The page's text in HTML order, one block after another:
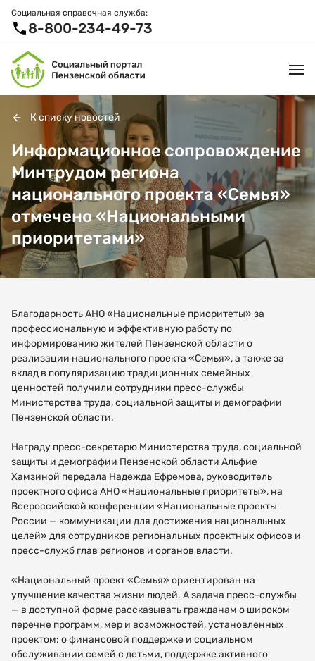
Социальная справочная служба:
8-800-234-49-73
УСЛУГИ И ЛЬГОТЫ
ОРГАНИЗАЦИИ
ПРОЕКТЫ И СЕРВИСЫ
АКТИВНОЕ ДОЛГОЛЕТИЕ
СПРАВОЧНАЯ СЛУЖБА
К списку новостей
Информационное сопровождение
Минтрудом региона
национального проекта «Семья»
отмечено «Национальными
приоритетами»
Благодарность АНО «Национальные приоритеты» за
профессиональную и эффективную работу по
информированию жителей Пензенской области о
реализации национального проекта «Семья», а также за
вклад в популяризацию традиционных семейных
ценностей получили сотрудники пресс-службы
Министерства труда, социальной защиты и демографии
Пензенской области.
Награду пресс-секретарю Министерства труда, социальной
защиты и демографии Пензенской области Альфие
Хамзиной передала Надежда Ефремова, руководитель
проектного офиса АНО «Национальные приоритеты», на
Всероссийской конференции «Национальные проекты
России — коммуникации для достижения национальных
целей» для сотрудников региональных проектных офисов и
пресс-служб глав регионов и органов власти.
«Национальный проект «Семья» ориентирован на
улучшение качества жизни людей. А задача пресс-службы
— в доступной форме рассказывать гражданам о широком
перечне программ, мер и возможностей, установленных
проектом: о финансовой поддержке и социальном
обслуживании семей с детьми, поддержке активного